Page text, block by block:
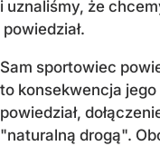
i uznaliśmy, że
powiedział.
Sam sportowiec
to konsekwencja
powiedział,
"naturalną drogą".